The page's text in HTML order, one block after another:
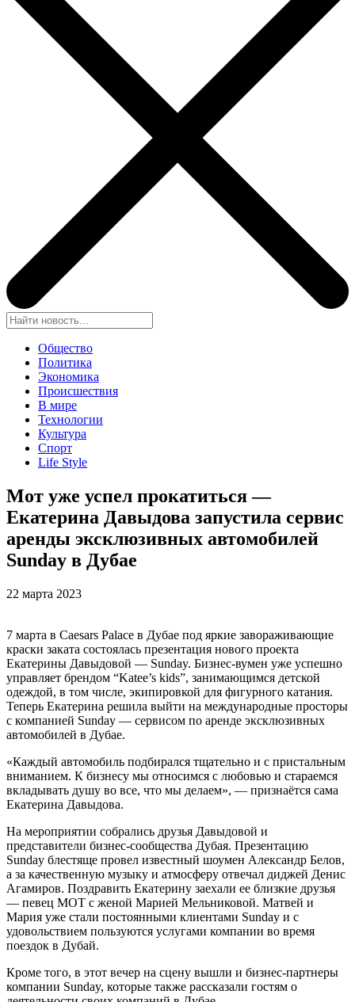
Общество
Политика
Экономика
Происшествия
В мире
Технологии
Культура
Спорт
Life Style
Мот уже успел прокатиться —
Екатерина Давыдова запустила сервис
аренды эксклюзивных автомобилей
Sunday в Дубае
22 марта 2023
7 марта в Caesars Palace в Дубае под яркие завораживающие
краски заката состоялась презентация нового проекта
Екатерины Давыдовой — Sunday. Бизнес-вумен уже успешно
управляет брендом “Katee’s kids”, занимающимся детской
одеждой, в том числе, экипировкой для фигурного катания.
Теперь Екатерина решила выйти на международные просторы
с компанией Sunday — сервисом по аренде эксклюзивных
автомобилей в Дубае.
«Каждый автомобиль подбирался тщательно и с пристальным
вниманием. К бизнесу мы относимся с любовью и стараемся
вкладывать душу во все, что мы делаем», — признаётся сама
Екатерина Давыдова.
На мероприятии собрались друзья Давыдовой и
представители бизнес-сообщества Дубая. Презентацию
Sunday блестяще провел известный шоумен Александр Белов,
а за качественную музыку и атмосферу отвечал диджей Денис
Агамиров. Поздравить Екатерину заехали ее близкие друзья
— певец МОТ с женой Марией Мельниковой. Матвей и
Мария уже стали постоянными клиентами Sunday и с
удовольствием пользуются услугами компании во время
поездок в Дубай.
Кроме того, в этот вечер на сцену вышли и бизнес-партнеры
компании Sunday, которые также рассказали гостям о